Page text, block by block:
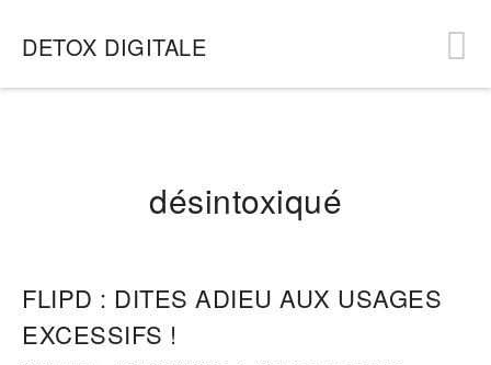
DETOX DIGITALE
désintoxiqué
FLIPD : DITES ADIEU AUX USAGES
EXCESSIFS !